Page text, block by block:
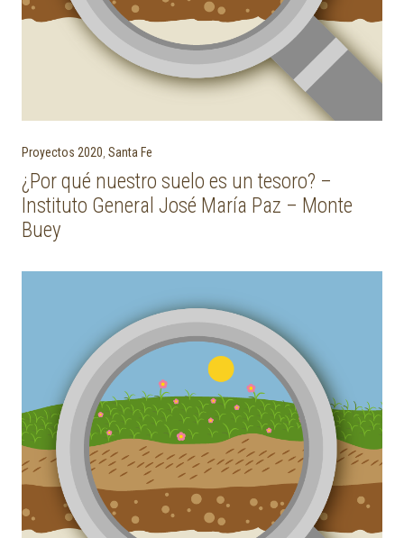
Proyectos 2020 Santa Fe
¿Por qué nuestro suelo es un tesoro? –
Instituto General José María Paz – Monte
Buey